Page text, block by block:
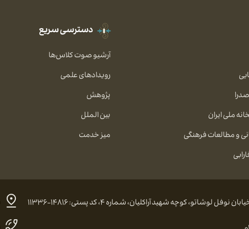
ملی ایران
و مطالعات فرهنگی
دسترسی سریع
آرشیو صوت کلاس‌ها
رویدادهای علمی
پژوهش
بین الملل
میز خدمت
نوفل لوشاتو، کوچه شهید آراکلیان، شماره ۴، کد پستی: ۱۴۸۱۶-۱۱۳۳۶